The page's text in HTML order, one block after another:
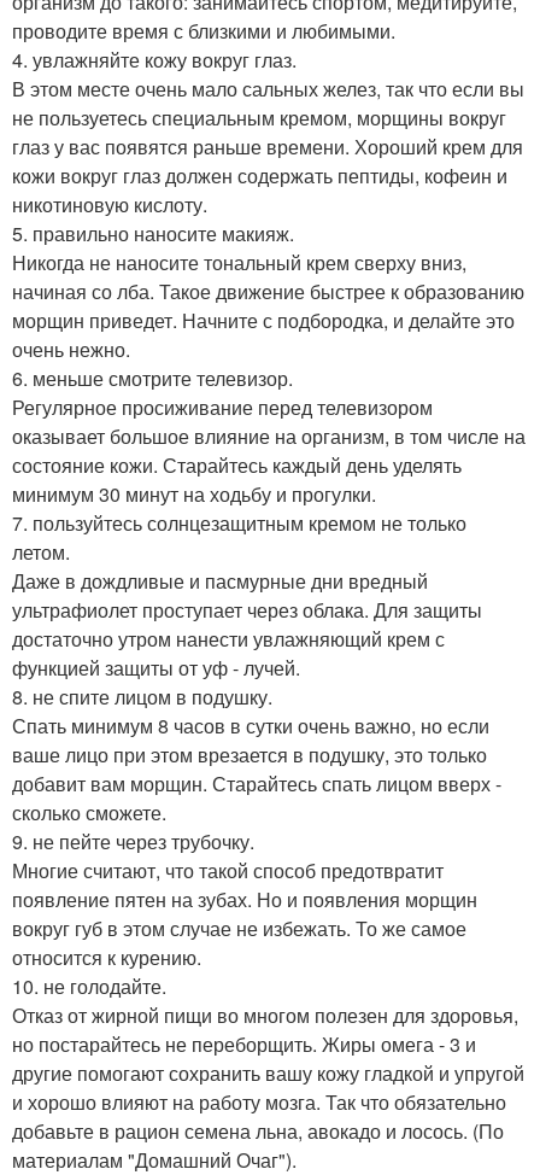
проводите время с близкими и любимыми.
4. увлажняйте кожу вокруг глаз.
В этом месте очень мало сальных желез, так что если вы
не пользуетесь специальным кремом, морщины вокруг
глаз у вас появятся раньше времени. Хороший крем для
кожи вокруг глаз должен содержать пептиды, кофеин и
никотиновую кислоту.
5. правильно наносите макияж.
Никогда не наносите тональный крем сверху вниз,
начиная со лба. Такое движение быстрее к образованию
морщин приведет. Начните с подбородка, и делайте это
очень нежно.
6. меньше смотрите телевизор.
Регулярное просиживание перед телевизором
оказывает большое влияние на организм, в том числе на
состояние кожи. Старайтесь каждый день уделять
минимум 30 минут на ходьбу и прогулки.
7. пользуйтесь солнцезащитным кремом не только
летом.
Даже в дождливые и пасмурные дни вредный
ультрафиолет проступает через облака. Для защиты
достаточно утром нанести увлажняющий крем с
функцией защиты от уф - лучей.
8. не спите лицом в подушку.
Спать минимум 8 часов в сутки очень важно, но если
ваше лицо при этом врезается в подушку, это только
добавит вам морщин. Старайтесь спать лицом вверх -
сколько сможете.
9. не пейте через трубочку.
Многие считают, что такой способ предотвратит
появление пятен на зубах. Но и появления морщин
вокруг губ в этом случае не избежать. То же самое
относится к курению.
10. не голодайте.
Отказ от жирной пищи во многом полезен для здоровья,
но постарайтесь не переборщить. Жиры омега - 3 и
другие помогают сохранить вашу кожу гладкой и упругой
и хорошо влияют на работу мозга. Так что обязательно
добавьте в рацион семена льна, авокадо и лосось. (По
материалам "Домашний Очаг").